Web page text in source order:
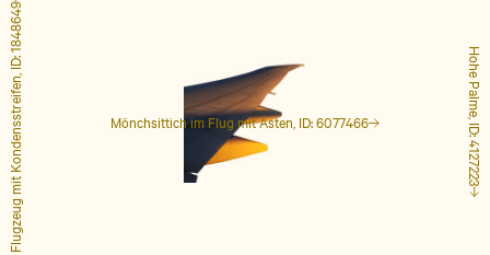
Mönchsittich im Flug mit Ästen, ID: 6077466 Hohe Palme, ID: 4127223
Flugzeug mit Kondensstreifen, ID: 1848649